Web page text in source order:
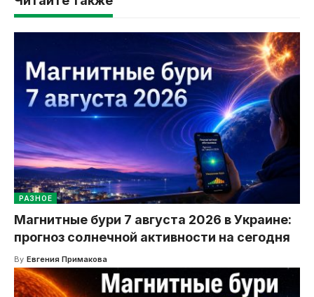
РАЗНОЕ
Магнитные бури 7 августа 2026 в Украине:
прогноз солнечной активности на сегодня
By Евгения Примакова